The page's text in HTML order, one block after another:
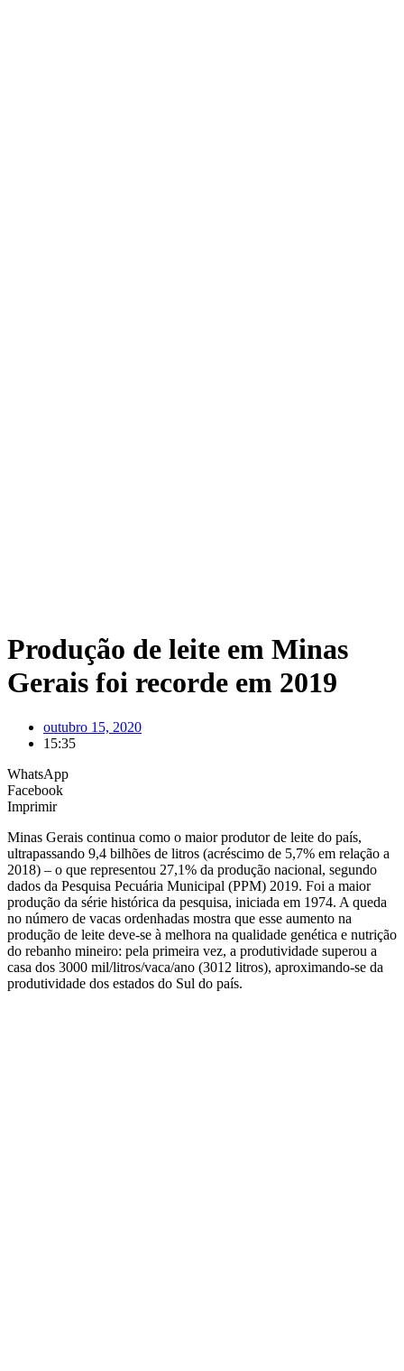
Produção de leite em Minas
Gerais foi recorde em 2019
outubro 15, 2020
15:35
WhatsApp
Facebook
Imprimir
Minas Gerais continua como o maior produtor de leite do país,
ultrapassando 9,4 bilhões de litros (acréscimo de 5,7% em relação a
2018) – o que representou 27,1% da produção nacional, segundo
dados da Pesquisa Pecuária Municipal (PPM) 2019. Foi a maior
produção da série histórica da pesquisa, iniciada em 1974. A queda
no número de vacas ordenhadas mostra que esse aumento na
produção de leite deve-se à melhora na qualidade genética e nutrição
do rebanho mineiro: pela primeira vez, a produtividade superou a
casa dos 3000 mil/litros/vaca/ano (3012 litros), aproximando-se da
produtividade dos estados do Sul do país.